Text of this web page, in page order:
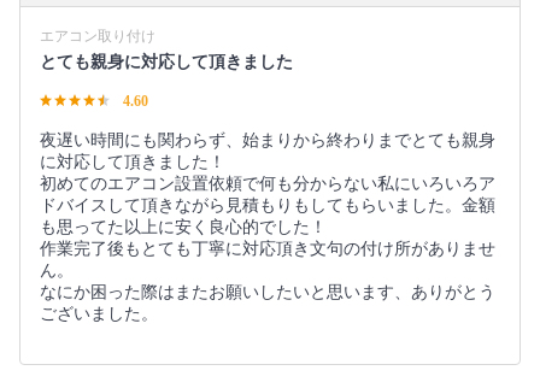
エアコン取り付け
とても親身に対応して頂きました
4.60
夜遅い時間にも関わらず、始まりから終わりまでとても親身
に対応して頂きました！
初めてのエアコン設置依頼で何も分からない私にいろいろア
ドバイスして頂きながら見積もりもしてもらいました。金額
も思ってた以上に安く良心的でした！
作業完了後もとても丁寧に対応頂き文句の付け所がありませ
ん。
なにか困った際はまたお願いしたいと思います、ありがとう
ございました。